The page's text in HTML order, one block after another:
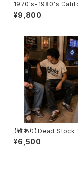
1970's-1980's
-Shirts -1970年代～
代 カリフォルニアTシャ
¥9,800
【難あり】Dead Stock
Ringer T-Shirts -デッド
ク 1980年代 リンガーT
¥6,500